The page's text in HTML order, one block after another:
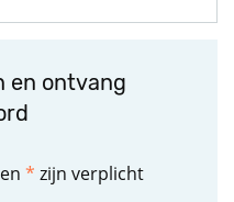
en ontvang
* zijn verplicht